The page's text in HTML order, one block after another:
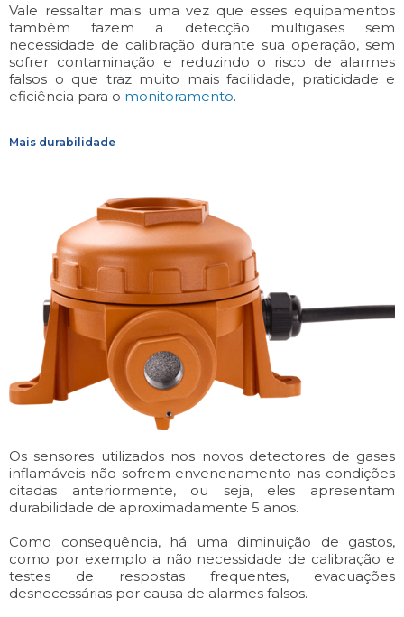
Vale ressaltar mais uma vez que esses equipamentos
também fazem a detecção multigases sem
necessidade de calibração durante sua operação, sem
sofrer contaminação e reduzindo o risco de alarmes
falsos o que traz muito mais facilidade, praticidade e
eficiência para o monitoramento.
Mais durabilidade
Os sensores utilizados nos novos detectores de gases
inflamáveis não sofrem envenenamento nas condições
citadas anteriormente, ou seja, eles apresentam
durabilidade de aproximadamente 5 anos.
Como consequência, há uma diminuição de gastos,
como por exemplo a não necessidade de calibração e
testes de respostas frequentes, evacuações
desnecessárias por causa de alarmes falsos.